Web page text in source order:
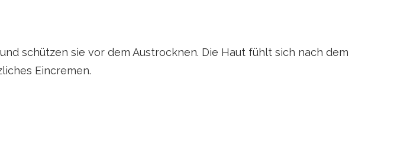
schützen sie vor dem Austrocknen. Die Haut fühlt sich nach dem
Eincremen.